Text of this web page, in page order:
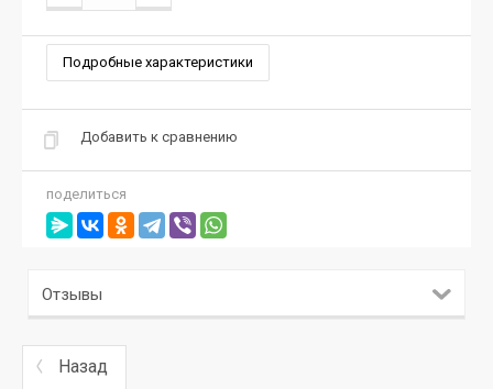
Подробные характеристики
Добавить к сравнению
поделиться
Отзывы
Назад